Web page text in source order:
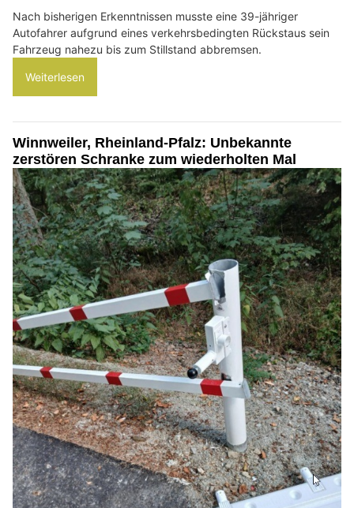
Nach bisherigen Erkenntnissen musste eine 39-jähriger
Autofahrer aufgrund eines verkehrsbedingten Rückstaus sein
Fahrzeug nahezu bis zum Stillstand abbremsen.
Weiterlesen
Winnweiler, Rheinland-Pfalz: Unbekannte
zerstören Schranke zum wiederholten Mal